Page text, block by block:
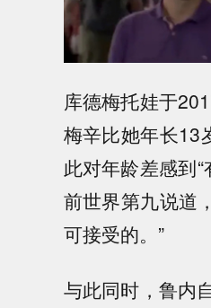
库德梅托娃于
梅辛比她年长13
此对年龄差感到
前世界第九说道
可接受的。”
与此同时，鲁内